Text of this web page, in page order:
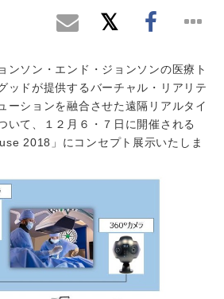
ソン・エンド・ジョンソンの医療ト
ッドが提供するバーチャル・リアリテ
ーションを融合させた遠隔リアルタイ
いて、１２月６・７日に開催される
2018」にコンセプト展示いたしま